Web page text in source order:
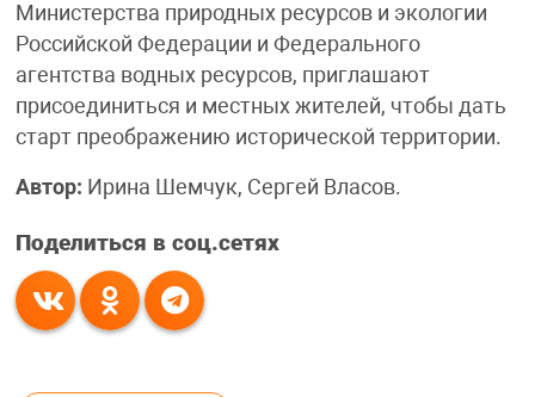
Министерства природных ресурсов и экологии
Российской Федерации и Федерального
агентства водных ресурсов, приглашают
присоединиться и местных жителей, чтобы дать
старт преображению исторической территории.
Автор: Ирина Шемчук, Сергей Власов.
Поделиться в соц.сетях